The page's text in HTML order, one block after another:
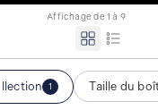
Affichage de 1 à 9
1 Taille du